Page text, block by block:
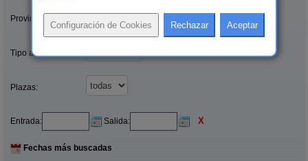
Provincias/Islas:
Tipo alquiler:
Plazas:
Entrada: Salida: X
Fechas más buscadas